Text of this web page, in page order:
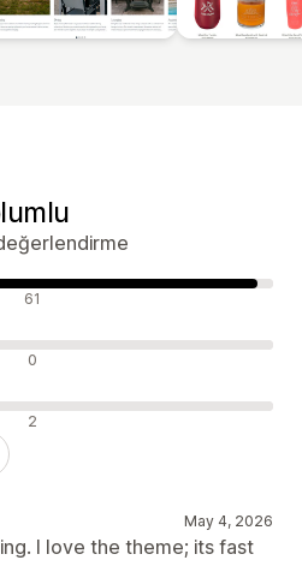
61
0
2
May 4, 2026
I love the theme; its fast